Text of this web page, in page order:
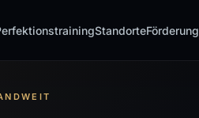
StandorteFörderung